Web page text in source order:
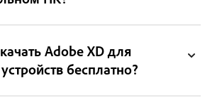
Adobe XD для
бесплатно?